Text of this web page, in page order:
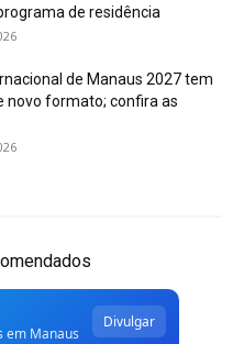
de residência
de Manaus 2027 tem
novo formato; confira as
em Manaus
Divulgar